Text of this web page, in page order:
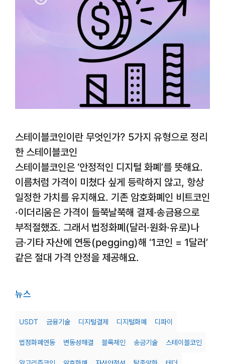
스테이블코인이란 무엇인가? 5가지 유형으로 정리
한 스테이블코인
스테이블코인은 ‘안정적인 디지털 화폐’를 뜻해요.
이름처럼 가격이 미쳤다 싶게 등락하지 않고, 항상
일정한 가치를 유지해요. 기존 암호화폐인 비트코인
·이더리움은 가격이 들쭉날쭉해 결제·송금용으로
부적절했죠. 그래서 법정화폐(달러·원화·유로)나
금·기타 자산에 연동(pegging)해 ‘1코인 = 1달러’
같은 절대 가격 안정을 제공해요.
뉴스
USDT 금융기술 디지털결제 디지털화폐 디파이
법정화폐연동 변동성해결 블록체인 송금기술 스테이블코인